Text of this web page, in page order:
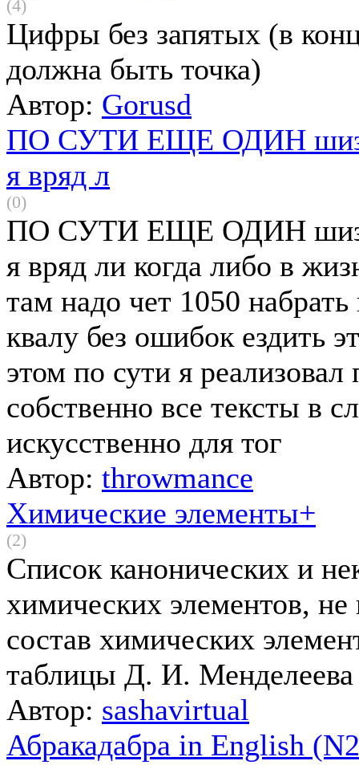
(4)
Цифры без запятых (в
должна быть точка)
Автор: Gorusd
ПО СУТИ ЕЩЕ ОДИН
я вряд л
(0)
ПО СУТИ ЕЩЕ ОДИН
я вряд ли когда либо в
там надо чет 1050
квалу без ошибок ездить
этом по сути я реализовал
собственно все тексты в
искусственно для тог
Автор: throwmance
Химические элементы+
(2)
Список канонических и
химических элементов,
состав химических
таблицы Д. И. Менделеева
Автор: sashavirtual
Абракадабра in English